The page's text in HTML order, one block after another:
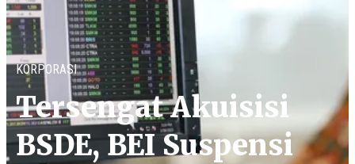
KORPORASI
Tersengat Akuisisi
BSDE, BEI Suspensi